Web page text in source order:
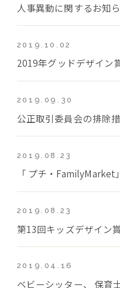
人事異動に関するお知
2019.10.02
2019年グッドデザイン
2019.09.30
公正取引委員会の排除
2019.08.23
「 プチ・
2019.08.23
第13回キッズデザイン
2019.04.16
ベビーシッター、 保育